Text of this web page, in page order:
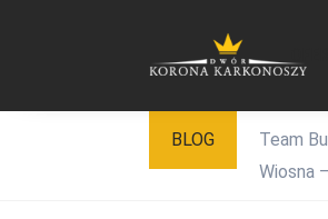
treści
BLOG Team
Wiosna